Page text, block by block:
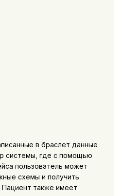
в браслет данные
системы, где с помощью
пользователь может
схемы и получить
Пациент также имеет